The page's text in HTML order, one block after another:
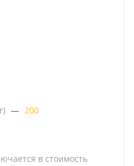
— 200
в стоимость